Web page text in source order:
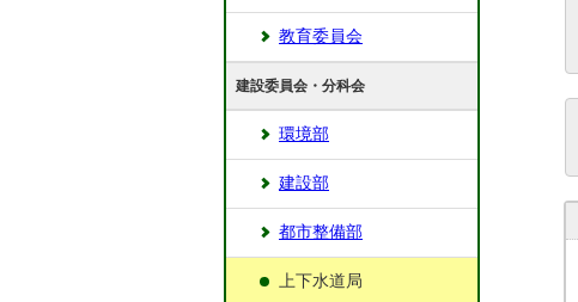
教育委員会
建設委員会・分科会
環境部
建設部
都市整備部
上下水道局